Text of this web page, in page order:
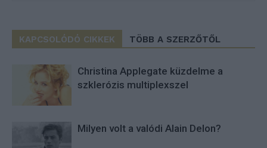
KAPCSOLÓDÓ CIKKEK TÖBB A SZERZŐTŐL
Christina Applegate küzdelme a
szklerózis multiplexszel
Milyen volt a valódi Alain Delon?